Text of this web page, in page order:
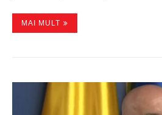
MAI MULT